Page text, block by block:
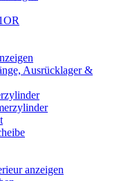
Ausrücklager &
anzeigen